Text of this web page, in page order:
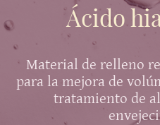
Ácido
Material de relleno
para la mejora de
tratamiento de